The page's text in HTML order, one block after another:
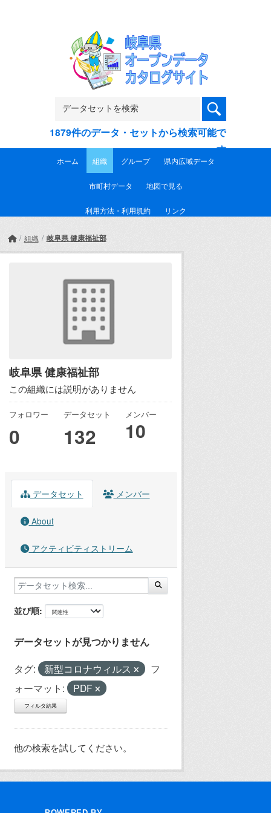
1879件のデータ・セットから検索可能で
す
ホーム 組織 グループ 県内広域データ
市町村データ 地図で見る
利用方法・利用規約 リンク
組織 岐阜県 健康福祉部
岐阜県 健康福祉部
この組織には説明がありません
フォロワー
0
データセット
132
メンバー
10
データセット メンバー
About
アクティビティストリーム
並び順
データセットが見つかりません
タグ: 新型コロナウィルス
フ
ォーマット:
PDF
フィルタ結果
他の検索を試してください。